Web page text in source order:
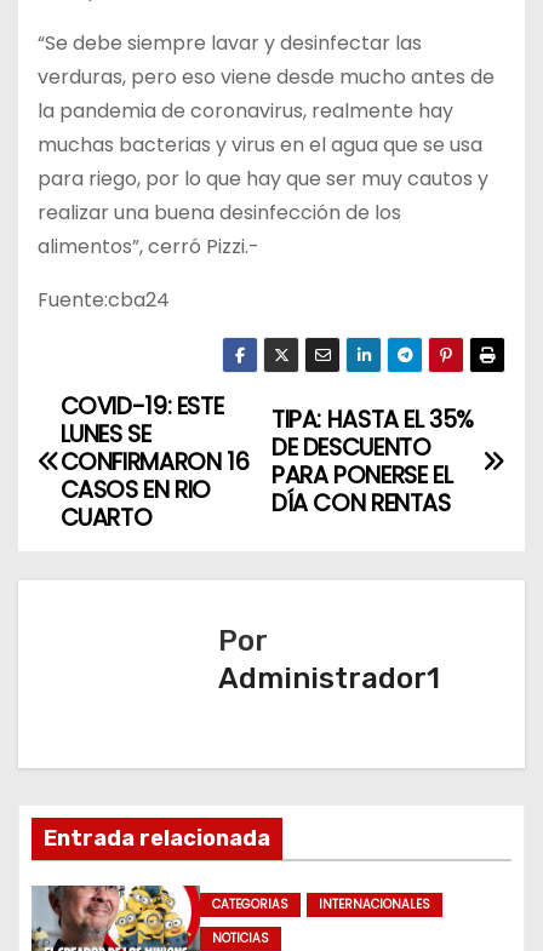
“Se debe siempre lavar y desinfectar las
verduras, pero eso viene desde mucho antes de
la pandemia de coronavirus, realmente hay
muchas bacterias y virus en el agua que se usa
para riego, por lo que hay que ser muy cautos y
realizar una buena desinfección de los
alimentos”, cerró Pizzi.-
Fuente:cba24
N
a
e
i
ó
n
d
TIPA: HASTA EL 35%
DE DESCUENTO
PARA PONERSE EL
DÍA CON RENTAS
COVID-19: ESTE
LUNES SE
CONFIRMARON 16
CASOS EN RIO
CUARTO
Por
Administrador1
Entrada relacionada
CATEGORIAS
INTERNACIONALES
NOTICIAS